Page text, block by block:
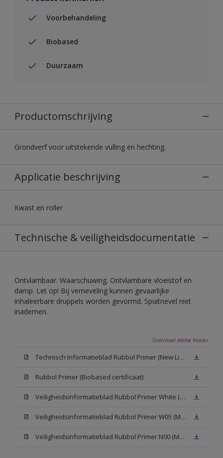
Voorbehandeling
Biobased
Duurzaam
Productomschrijving
Grondverf voor uitstekende vulling en hechting.
Applicatie beschrijving
Kwast en roller
Technische & veiligheidsdocumentatie
Ontvlambaar. Waarschuwing. Ontvlambare vloeistof en
damp. Let op! Bij verneveling kunnen gevaarlijke
inhaleerbare druppels worden gevormd. Spuitnevel niet
inademen.
Download Adobe Reader
Technisch Informatieblad Rubbol Primer (New Livery) (PDF)
Rubbol Primer (Biobased certificaat)
Veiligheidsinformatieblad Rubbol Primer White (MSDS)
Veiligheidsinformatieblad Rubbol Primer W05 (MSDS)
Veiligheidsinformatieblad Rubbol Primer N00 (MSDS)